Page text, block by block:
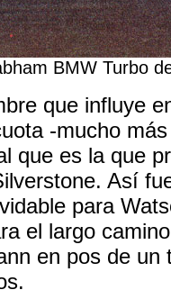
BMW Turbo
que influye
-mucho
que es la que
Así
para
el largo
en pos de un